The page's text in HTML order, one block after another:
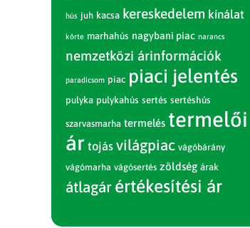
hús juh kacsa kereskedelem kínálat
körte marhahús nagybani piac narancs
nemzetközi árinformációk
paradicsom piac piaci jelentés
pulyka pulykahús sertés sertéshús
szarvasmarha termelés termelői
ár tojás világpiac vágóbárány
vágómarha vágósertés zöldség árak
átlagár értékesítési ár